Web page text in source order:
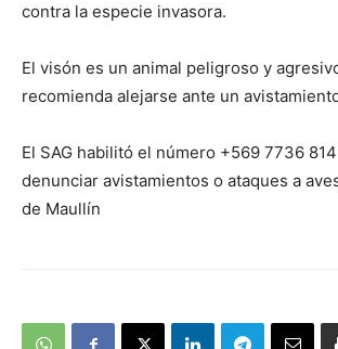
contra la especie invasora.
El visón es un animal peligroso y
recomienda alejarse ante un
El SAG habilitó el número +569 7736
denunciar avistamientos o ataques a
de Maullín